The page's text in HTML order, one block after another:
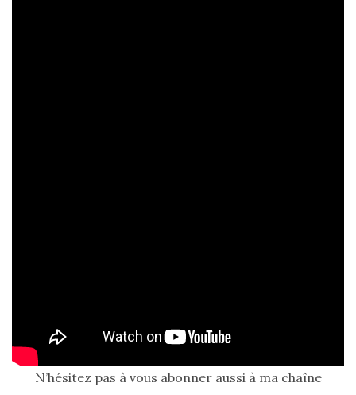
shopper
marron
chic
et
tendance
N’hésitez pas à vous abonner aussi à ma chaîne